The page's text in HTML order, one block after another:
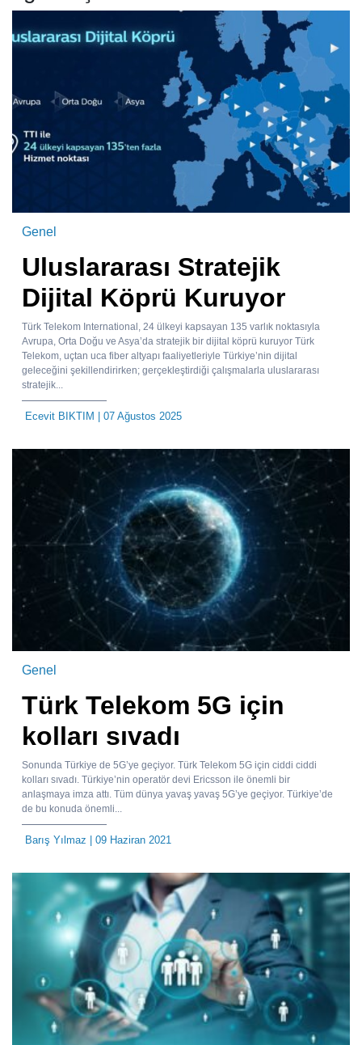
Genel
Uluslararası Stratejik
Dijital Köprü Kuruyor
Türk Telekom International, 24 ülkeyi kapsayan 135 varlık noktasıyla
Avrupa, Orta Doğu ve Asya’da stratejik bir dijital köprü kuruyor Türk
Telekom, uçtan uca fiber altyapı faaliyetleriyle Türkiye’nin dijital
geleceğini şekillendirirken; gerçekleştirdiği çalışmalarla uluslararası
stratejik...
Ecevit BIKTIM | 07 Ağustos 2025
Genel
Türk Telekom 5G için
kolları sıvadı
Sonunda Türkiye de 5G’ye geçiyor. Türk Telekom 5G için ciddi ciddi
kolları sıvadı. Türkiye’nin operatör devi Ericsson ile önemli bir
anlaşmaya imza attı. Tüm dünya yavaş yavaş 5G’ye geçiyor. Türkiye’de
de bu konuda önemli...
Barış Yılmaz | 09 Haziran 2021